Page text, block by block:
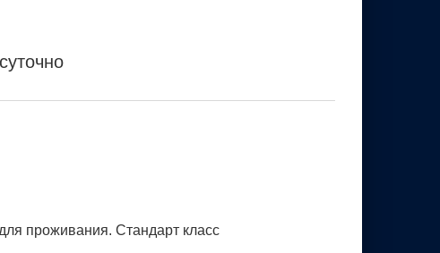
проживания. Стандарт класс